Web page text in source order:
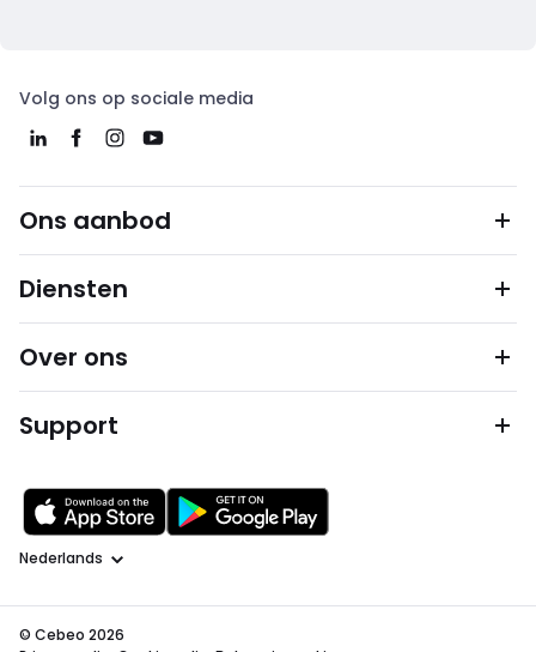
Volg ons op sociale media
Ons aanbod
Diensten
Over ons
Support
Taal
© Cebeo 2026